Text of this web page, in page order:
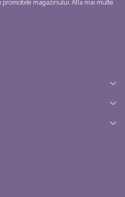
magazinului. Afla mai multe